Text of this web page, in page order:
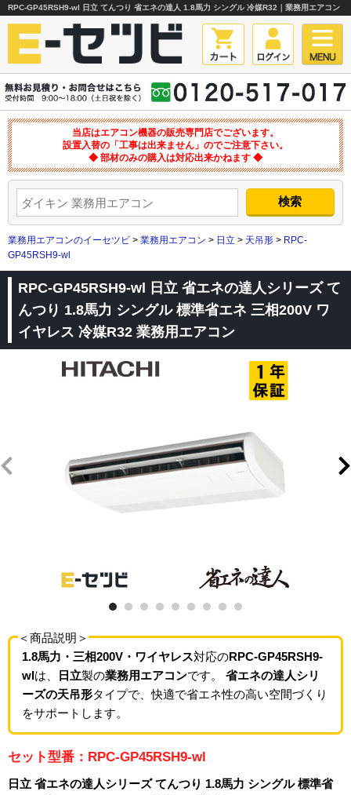
RPC-GP45RSH9-wl 日立 てんつり 省エネの達人 1.8馬力 シングル 冷媒R32｜業務用エアコン
当店はエアコン機器の販売専門店でございます。
設置入替の「工事は出来ません」のでご注意下さい。
◆ 部材のみの購入は対応出来かねます ◆
業務用エアコンのイーセツビ > 業務用エアコン > 日立 > 天吊形 > RPC-
GP45RSH9-wl
RPC-GP45RSH9-wl 日立 省エネの達人シリーズ て
んつり 1.8馬力 シングル 標準省エネ 三相200V ワ
イヤレス 冷媒R32 業務用エアコン
＜商品説明＞
1.8馬力・三相200V・ワイヤレス対応のRPC-GP45RSH9-
wlは、 日立製の業務用エアコンです。 省エネの達人シリ
ーズの天吊形タイプで、快適で省エネ性の高い空間づくり
をサポートします。
セット型番：RPC-GP45RSH9-wl
日立 省エネの達人シリーズ てんつり 1.8馬力 シングル 標準省